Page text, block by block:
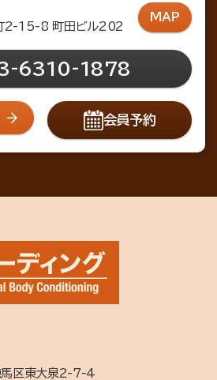
2-15-8 町田ビル202
MAP
6310-1878
会員予約
区東大泉2-7-4